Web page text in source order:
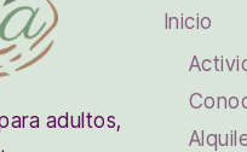
adultos,
Inicio